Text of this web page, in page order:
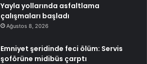
Yayla yollarında asfaltlama
çalışmaları başladı
Ağustos 8, 2026
Emniyet şeridinde feci ölüm: Servis
şoförüne midibüs çarptı